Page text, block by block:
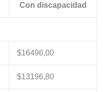
Con discapacidad
$16496,00
$13196,80